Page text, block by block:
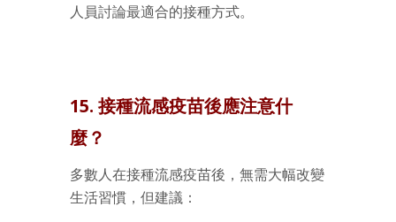
人員討論最適合的接種方式。
15. 接種流感疫苗後應注意什
麼？
多數人在接種流感疫苗後，無需大幅改變
生活習慣，但建議：